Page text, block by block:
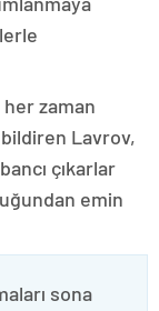
zaman
Lavrov,
çıkarlar
emin
sona